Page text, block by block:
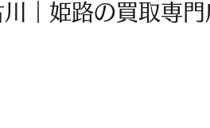
｜姫路の買取専門